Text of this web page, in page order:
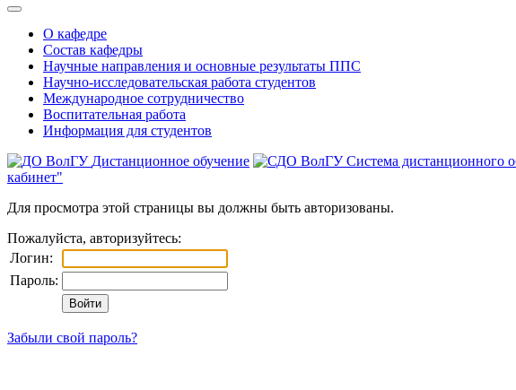
О кафедре
Состав кафедры
Научные направления и основные результаты ППС
Научно-исследовательская работа студентов
Международное сотрудничество
Воспитательная работа
Информация для студентов
Дистанционное обучение
Система дистанционного
кабинет"
Для просмотра этой страницы вы должны быть авторизованы.
Пожалуйста, авторизуйтесь:
Логин:
Пароль:
Забыли свой пароль?